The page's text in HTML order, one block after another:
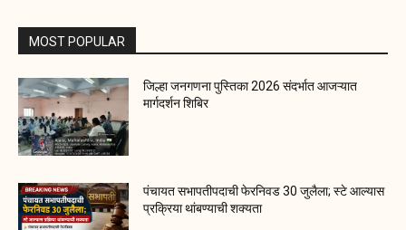
MOST POPULAR
जिल्हा जनगणना पुस्तिका 2026 संदर्भात आजऱ्यात
मार्गदर्शन शिबिर
पंचायत सभापतीपदाची फेरनिवड 30 जुलैला; स्टे आल्यास
प्रक्रिया थांबण्याची शक्यता